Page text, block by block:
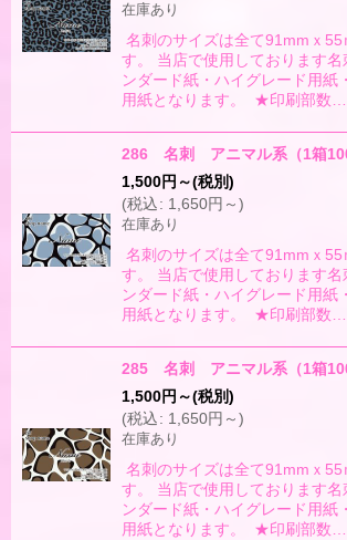
在庫あり
名刺のサイズは全て91mmｘ55
す。 当店で使用しております名
ンダード紙・ハイグレード用紙
用紙となります。 ★印刷部数…
286 名刺 アニマル系（1箱100
1,500円 ～(税別)
(税込: 1,650円 ～)
在庫あり
名刺のサイズは全て91mmｘ55
す。 当店で使用しております名
ンダード紙・ハイグレード用紙
用紙となります。 ★印刷部数…
285 名刺 アニマル系（1箱100
1,500円 ～(税別)
(税込: 1,650円 ～)
在庫あり
名刺のサイズは全て91mmｘ55
す。 当店で使用しております名
ンダード紙・ハイグレード用紙
用紙となります。 ★印刷部数…